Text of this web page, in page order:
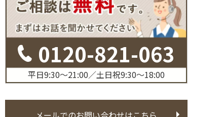
0120-821-063
平日9:30〜21:00／土日祝9:30〜18:00